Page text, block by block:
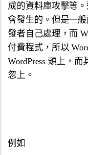
成的資料庫攻擊等
會發生的。但是一
發者自己處理，而
付費程式，所以
WordPress 頭上，
忽上。
例如